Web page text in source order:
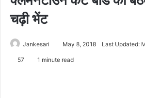
चढ़ी भेंट
Jankesari May 8, 2018 Last Updated:
57 1 minute read